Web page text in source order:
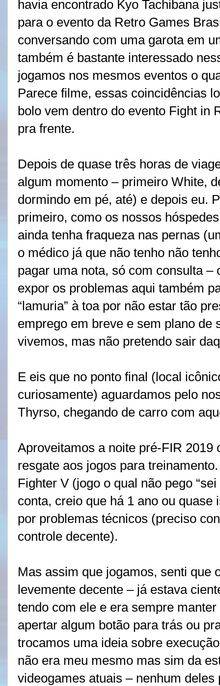
havia encontrado Kyo Tachibana
para o evento da Retro Games
conversando com uma garota em
também é bastante interessado
jogamos nos mesmos eventos o
Parece filme, essas coincidências
bolo vem dentro do evento Fight in
pra frente.
Depois de quase três horas de
algum momento – primeiro White,
dormindo em pé, até) e depois eu.
primeiro, como os nossos
ainda tenha fraqueza nas pernas
o médico já que não tenho não
pagar uma nota, só com consulta
expor os problemas aqui também
“lamuria” à toa por não estar tão
emprego em breve e sem plano de
vivemos, mas não pretendo sair
E eis que no ponto final (local
curiosamente) aguardamos pelo
Thyrso, chegando de carro com
Aproveitamos a noite pré-FIR 2019
resgate aos jogos para
Fighter V (jogo o qual não pego
conta, creio que há 1 ano ou quase
por problemas técnicos (preciso
controle decente).
Mas assim que jogamos, senti que
levemente decente – já estava
tendo com ele e era sempre
apertar algum botão para trás ou
trocamos uma ideia sobre
não era meu mesmo mas sim da
videogames atuais – nenhum